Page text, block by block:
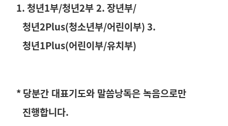
1. 청년1부/청년2부2.장년부/
청년2Plus(청소년부/어린이부) 3.
청년1Plus(어린이부/유치부)
*당분간 대표기도와 말씀낭독은 녹음으로만
진행합니다.